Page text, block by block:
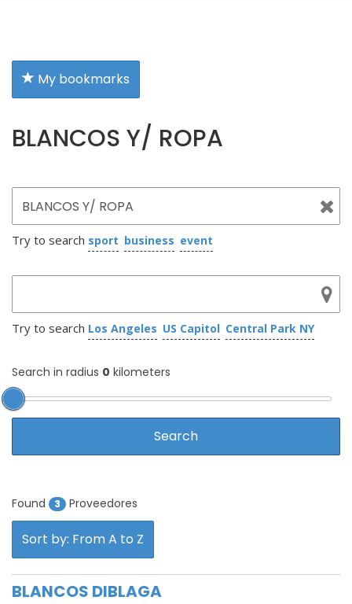
My bookmarks
BLANCOS Y/ ROPA
Try to search sport business event
Try to search Los Angeles US Capitol Central Park NY
Search in radius 0 kilometers
Found 3 Proveedores
Sort by: From A to Z
BLANCOS DIBLAGA